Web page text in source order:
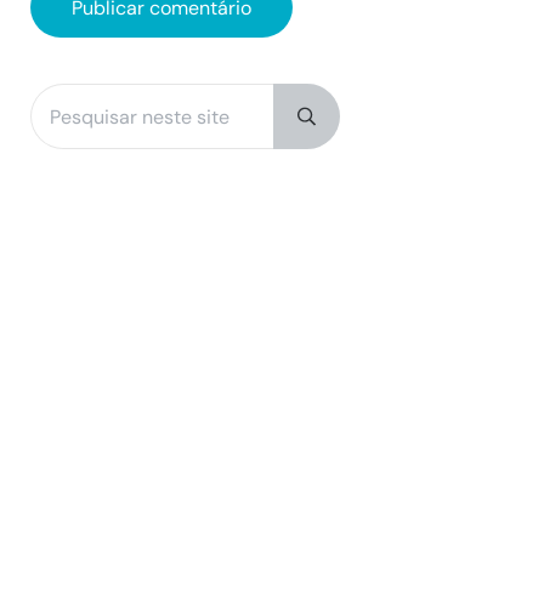
Sidebar
Pesquisar neste site
Submit search